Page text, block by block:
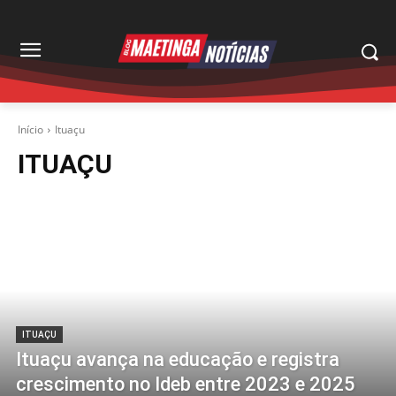
Início Ituaçu
ITUAÇU
ITUAÇU
Ituaçu avança na educação e registra
crescimento no Ideb entre 2023 e 2025